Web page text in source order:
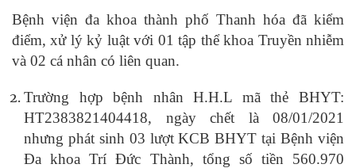
Bệnh viện đa khoa thành phố Thanh hóa đã kiểm
điểm, xử lý kỷ luật với 01 tập thể khoa Truyền nhiễm
và 02 cá nhân có liên quan.
Trường hợp bệnh nhân H.H.L mã thẻ BHYT:
HT2383821404418, ngày chết là 08/01/2021
nhưng phát sinh 03 lượt KCB BHYT tại Bệnh viện
Đa khoa Trí Đức Thành, tổng số tiền 560.970